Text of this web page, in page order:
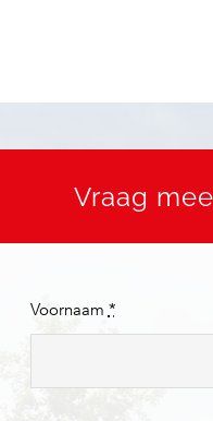
Vraag
Voornaam *